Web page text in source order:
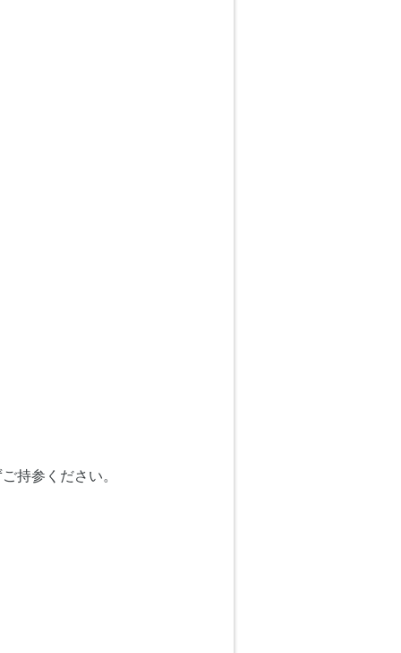
持参ください。